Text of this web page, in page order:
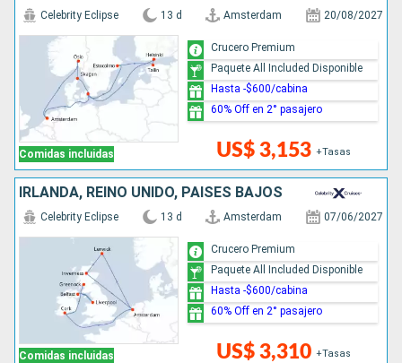
Comidas incluidas
Celebrity Eclipse 13 d Amsterdam 20/08/2027
US$ 3,153 +Tasas
Crucero Premium
Paquete All Included Disponible
Hasta -$600/cabina
60% Off en 2° pasajero
IRLANDA, REINO UNIDO, PAISES BAJOS
Comidas incluidas
Celebrity Eclipse 13 d Amsterdam 07/06/2027
US$ 3,310 +Tasas
Crucero Premium
Paquete All Included Disponible
Hasta -$600/cabina
60% Off en 2° pasajero